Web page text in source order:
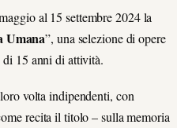
al 15 settembre 2024 la
Umana”, una selezione di opere
di 15 anni di attività.
volta indipendenti, con
recita il titolo – sulla memoria